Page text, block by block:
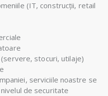
(IT, construcții, retail
stocuri, utilaje)
serviciile noastre se
de securitate